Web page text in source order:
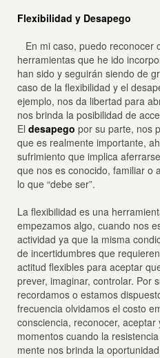
Flexibilidad y Desapego
En mi caso, puedo reconocer
herramientas que he ido
han sido y seguirán siendo de
caso de la flexibilidad y el
ejemplo, nos da libertad para
nos brinda la posibilidad de
Eldesapego por su parte, nos
que es realmente importante,
sufrimiento que implica
que nos es conocido, familiar o
lo que “debe ser”.
La flexibilidad es una
empezamos algo, cuando nos
actividad ya que la misma
de incertidumbres que
actitud flexibles para aceptar
prever, imaginar, controlar. Por
recordamos o estamos
frecuencia olvidamos el costo
consciencia, reconocer,
momentos cuando la
mente nos brinda la